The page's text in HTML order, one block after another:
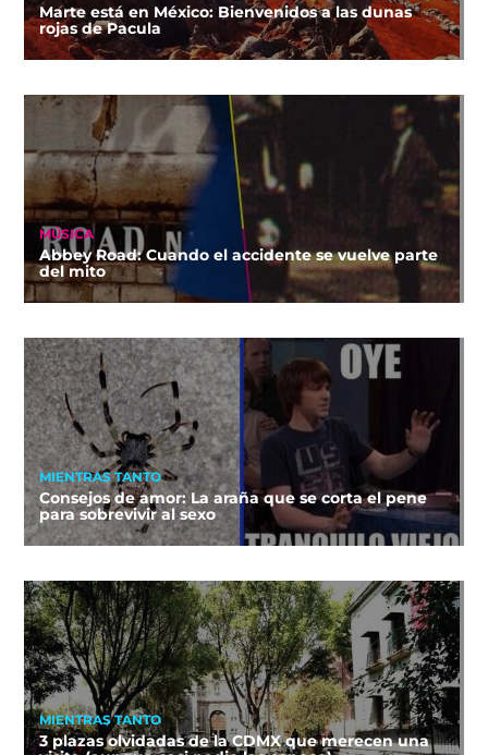
Marte está en México: Bienvenidos a las dunas
rojas de Pacula
MÚSICA
Abbey Road: Cuando el accidente se vuelve parte
del mito
MIENTRAS TANTO
Consejos de amor: La araña que se corta el pene
para sobrevivir al sexo
MIENTRAS TANTO
3 plazas olvidadas de la CDMX que merecen una